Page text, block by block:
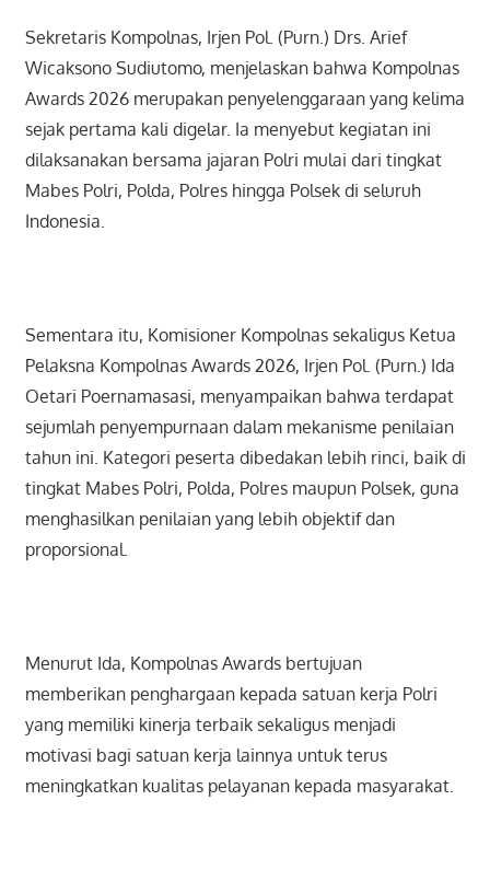
Sekretaris Kompolnas, Irjen Pol. (Purn.) Drs. Arief
Wicaksono Sudiutomo, menjelaskan bahwa Kompolnas
Awards 2026 merupakan penyelenggaraan yang kelima
sejak pertama kali digelar. Ia menyebut kegiatan ini
dilaksanakan bersama jajaran Polri mulai dari tingkat
Mabes Polri, Polda, Polres hingga Polsek di seluruh
Indonesia.
Sementara itu, Komisioner Kompolnas sekaligus Ketua
Pelaksna Kompolnas Awards 2026, Irjen Pol. (Purn.) Ida
Oetari Poernamasasi, menyampaikan bahwa terdapat
sejumlah penyempurnaan dalam mekanisme penilaian
tahun ini. Kategori peserta dibedakan lebih rinci, baik di
tingkat Mabes Polri, Polda, Polres maupun Polsek, guna
menghasilkan penilaian yang lebih objektif dan
proporsional.
Menurut Ida, Kompolnas Awards bertujuan
memberikan penghargaan kepada satuan kerja Polri
yang memiliki kinerja terbaik sekaligus menjadi
motivasi bagi satuan kerja lainnya untuk terus
meningkatkan kualitas pelayanan kepada masyarakat.